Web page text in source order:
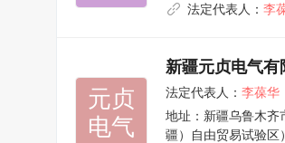
法定代表人： 李
元贞
电气
新疆元贞电气有
法定代表人： 李葆华
地址： 新疆乌鲁木齐
疆）自由贸易试验区）